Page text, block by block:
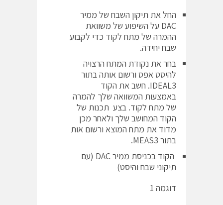
החל את תיקון השבח של ממיר
DAC על השיפוע של משוואת
ההמרה של מתח לקוד כדי לקבוע
שבח יחידה.
בחר את נקודת המתח הרצויה
להיסט אפס ורשום אותה בתור
IDEAL3. חשב את הקוד
באמצעות המשוואה שלך להמרה
של מתח לקוד. בצע תכנות של
הקוד המחושב שלך ולאחר מכן
מדוד את מתח המוצא ורשום אות
בתור MEAS3.
הקוד בכניסת ממיר DAC (עם
תיקוני שבח והיסט)
דוגמה 1